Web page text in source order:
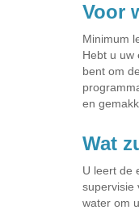
Voor
Minimum
Hebt u uw
bent om
en
Wat
U leert de
supervisie
water om